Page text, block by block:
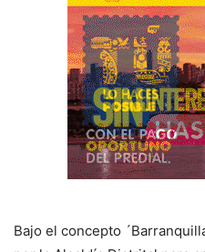
Bajo el concepto